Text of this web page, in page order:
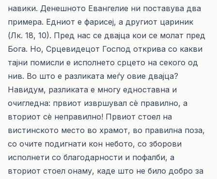
навики. Денешното Евангелие ни поставува два
примера. Едниот е фарисеј, а другиот цариник
(Лк. 18, 10). Пред нас се двајца кои се молат пред
Бога. Но, Срцевидецот Господ открива со какви
тајни помисли е исполнето срцето на секого од
нив. Во што е разликата меѓу овие двајца?
Навидум, разликата е многу едноставна и
очигледна: првиот извршувал сè правилно, а
вториот сè неправилно! Првиот стоел на
вистинското место во храмот, во правилна поза,
со очите подигнати кон небото, со зборови
исполнети со благодарности и пофалби, а
вториот стоел онаму, каде што не било добро за